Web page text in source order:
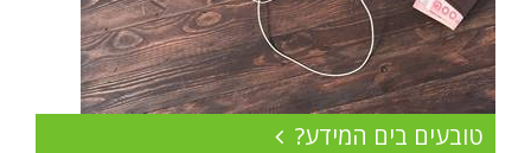
טובעים בים המידע?